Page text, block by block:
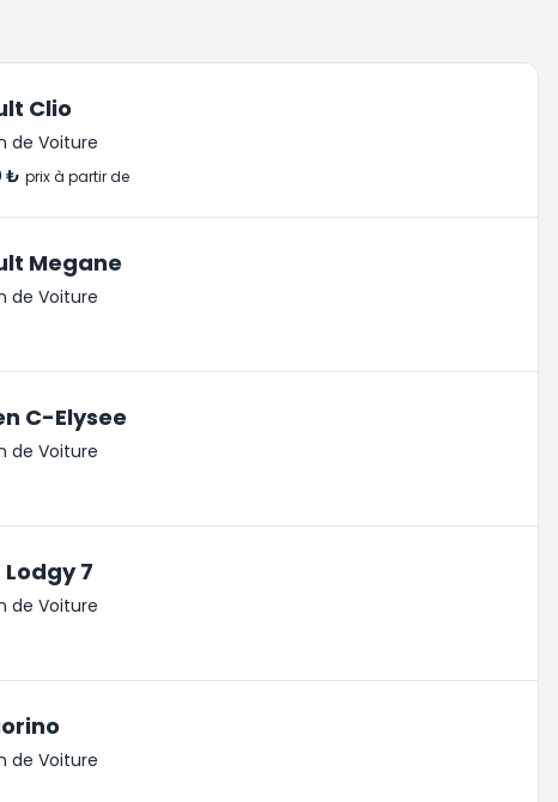
Clio
de Voiture
₺ prix à partir de
Megane
de Voiture
C-Elysee
de Voiture
7
de Voiture
de Voiture